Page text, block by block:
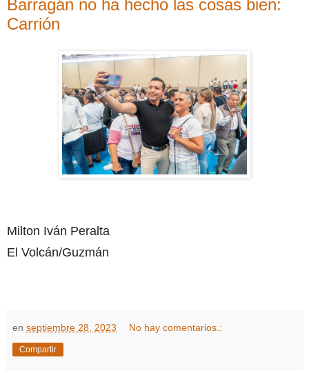
Barragán no ha hecho las cosas bien:
Carrión
Milton Iván Peralta
El Volcán/Guzmán
en septiembre 28, 2023 No hay comentarios.:
Compartir